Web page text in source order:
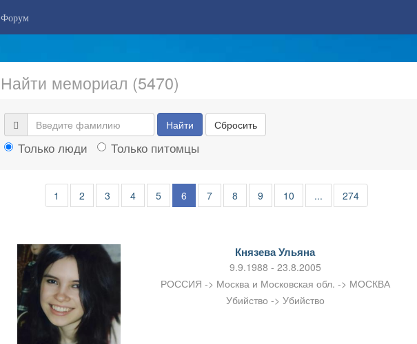
Форум
Найти мемориал (5470)
Найти Сбросить
Только люди Только питомцы
1 2 3 4 5 6 7 8 9 10 ... 274
Князева Ульяна
9.9.1988 - 23.8.2005
РОССИЯ -> Москва и Московская обл. -> МОСКВА
Убийство -> Убийство